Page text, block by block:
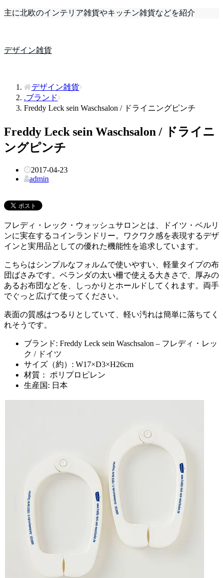
主に北欧のインテリア雑貨やキッチン雑貨などを紹介
デザイン雑貨
デザイン雑貨
.ブランド
Freddy Leck sein Waschsalon / ドライニングピンチ
Freddy Leck sein Waschsalon / ドライニ
ングピンチ
2017-04-23
admin
フレディ・レック・ウォッシュサロンとは、ドイツ・ベルリ
ンに実在するコインランドリー。ワクワク感を表現するデザ
インと実用品としての優れた機能性を追求しています。
こちらはシンプルなフォルムで使いやすい、軽量タイプの布
団ばさみです。ベランダの太い柵で使える大きさで、厚みの
あるお布団などを、しっかりとホールドしてくれます。両手
でぐっと広げて使ってください。
表面の質感はつるりとしていて、軽い汚れは簡単に落ちてく
れそうです。
ブランド: Freddy Leck sein Waschsalon – フレディ・レッ
ク / ドイツ
サイズ（約）: W17×D3×H26cm
材質： ポリプロピレン
生産国: 日本